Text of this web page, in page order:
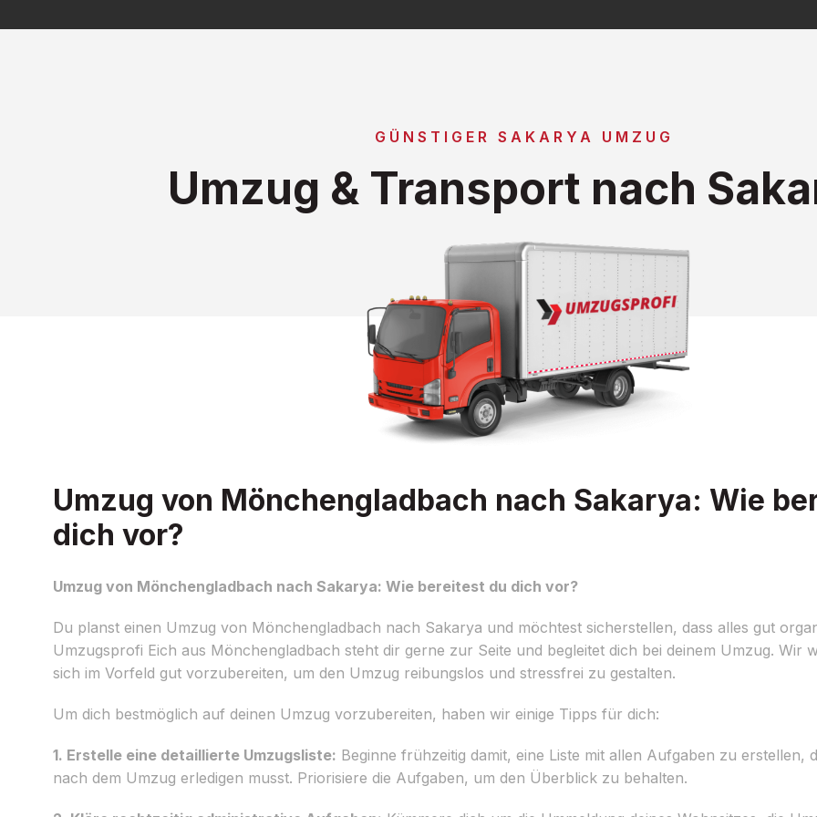
GÜNSTIGER SAKARYA UMZUG
Umzug & Transport nach
Umzug von Mönchengladbach nach Sakarya: Wie
dich vor?
Umzug von Mönchengladbach nach Sakarya: Wie bereitest du dich vor?
Du planst einen Umzug von Mönchengladbach nach Sakarya und möchtest sicherstellen, dass alles gut
Umzugsprofi Eich aus Mönchengladbach steht dir gerne zur Seite und begleitet dich bei deinem Umzug. Wir
sich im Vorfeld gut vorzubereiten, um den Umzug reibungslos und stressfrei zu gestalten.
Um dich bestmöglich auf deinen Umzug vorzubereiten, haben wir einige Tipps für dich:
1. Erstelle eine detaillierte Umzugsliste: Beginne frühzeitig damit, eine Liste mit allen Aufgaben zu erstellen,
nach dem Umzug erledigen musst. Priorisiere die Aufgaben, um den Überblick zu behalten.